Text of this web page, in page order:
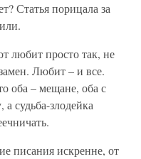
Статья порицала за
любит просто так, не
Любит – и все.
оба – мещане, оба с
судьба-злодейка
писания искренне, от